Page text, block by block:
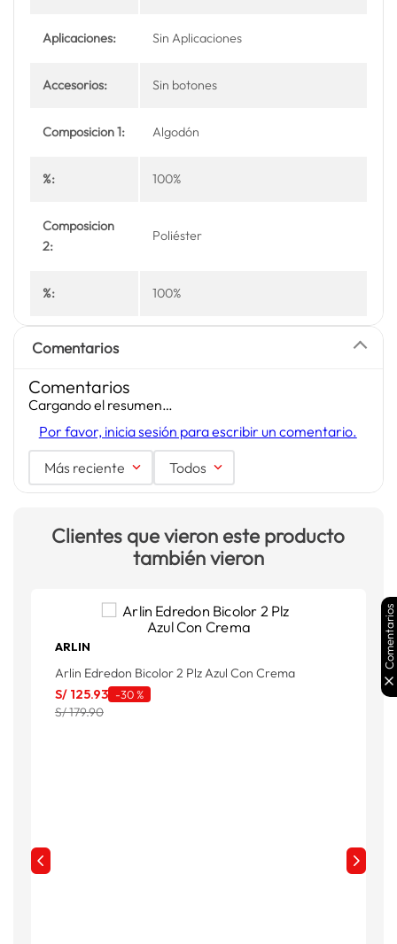
Aplicaciones: Sin Aplicaciones
Accesorios: Sin botones
Composicion 1: Algodón
%: 100%
Composicion
2:
Poliéster
%: 100%
Comentarios
Comentarios
Cargando el resumen…
Por favor, inicia sesión para escribir un comentario.
Más reciente Todos
Clientes que vieron este producto
también vieron
ARLIN
Arlin Edredon Bicolor 2 Plz Azul Con Crema
S/ 125.93 -30 %
S/ 179.90
Comentarios